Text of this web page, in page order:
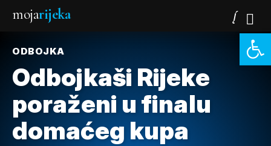
mojarijeka
ODBOJKA
Odbojkaši Rijeke
poraženi u finalu
domaćeg kupa